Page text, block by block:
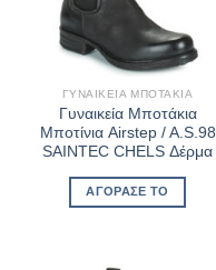
ΓΥΝΑΙΚΕΊΑ ΜΠΟΤΆΚΙΑ
Γυναικεία Μποτάκια
Μποτίνια Airstep / A.S.98
SAINTEC CHELS Δέρμα
ΑΓΌΡΑΣΈ ΤΟ